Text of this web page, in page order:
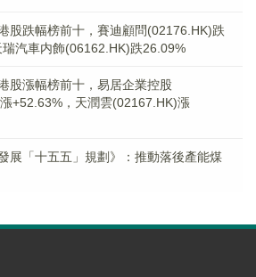
股跌幅榜前十，賽迪顧問(02176.HK)跌
汽車内飾(06162.HK)跌26.09%
股漲幅榜前十，易居企業控股
+52.63%，天潤雲(02167.HK)漲
展「十五五」規劃》：推動落後產能煤